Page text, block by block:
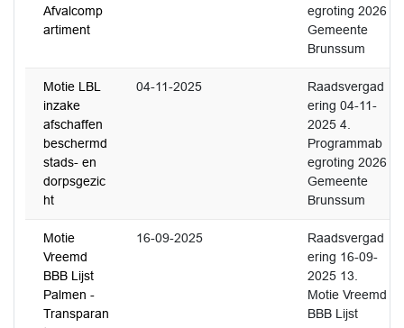
Afvalcomp
artiment
egroting 2026
Gemeente
Brunssum
Motie LBL
inzake
afschaffen
beschermd
stads- en
dorpsgezic
ht
04-11-2025
Raadsvergad
ering 04-11-
2025 4.
Programmab
egroting 2026
Gemeente
Brunssum
Motie
Vreemd
BBB Lijst
Palmen -
Transparan
16-09-2025
Raadsvergad
ering 16-09-
2025 13.
Motie Vreemd
BBB Lijst